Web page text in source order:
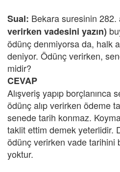
Sual: Bekara suresinin 282.
verirken vadesini yazın)
ödünç denmiyorsa da, halk
deniyor. Ödünç verirken,
midir?
CEVAP
Alışveriş yapıp borçlanınca
ödünç alıp verirken ödeme
senede tarih konmaz.
taklit ettim demek yeterlidir.
ödünç verirken vade tarihini
yoktur.